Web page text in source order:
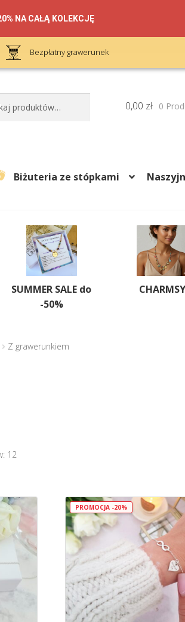
NA CAŁĄ KOLEKCJĘ
Bezpłatny grawerunek
Biżuteria ze stópkami
0,00 zł 0
SUMMER SALE do
-50%
CHARMSY
Z grawerunkiem
12
PROMOCJA -20%